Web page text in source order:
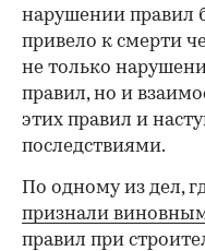
нарушении правил
привело к смерти
не только
правил, но и
этих правил и
последствиями.
По одному из дел,
признали
правил при